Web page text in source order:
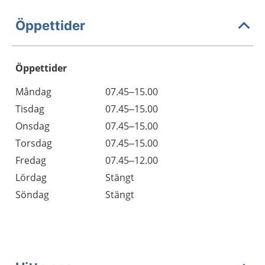
Öppettider
Öppettider
Dag
Öppettider
Kommentarer
Måndag
07.45–15.00
Tisdag
07.45–15.00
Onsdag
07.45–15.00
Torsdag
07.45–15.00
Fredag
07.45–12.00
Lördag
Stängt
Söndag
Stängt